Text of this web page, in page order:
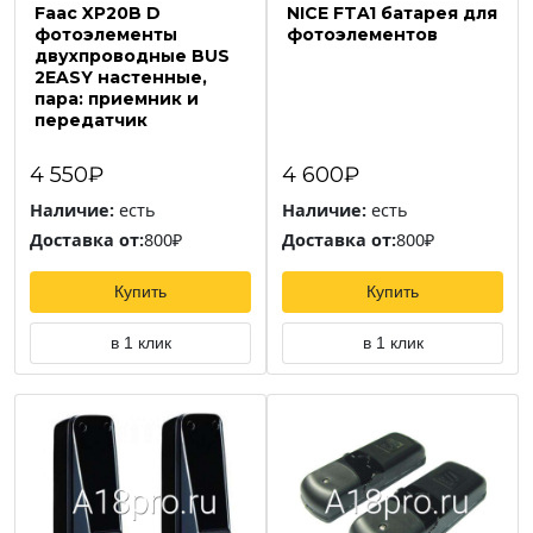
Faac XP20B D
фотоэлементы
двухпроводные BUS
2EASY настенные,
пара: приемник и
передатчик
4 550₽
Наличие: есть
Доставка от:800₽
Купить
в 1 клик
NICE FTA1 батарея для
фотоэлементов
4 600₽
Наличие: есть
Доставка от:800₽
Купить
в 1 клик